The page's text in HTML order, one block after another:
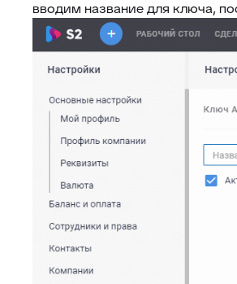
вводим название для ключа,